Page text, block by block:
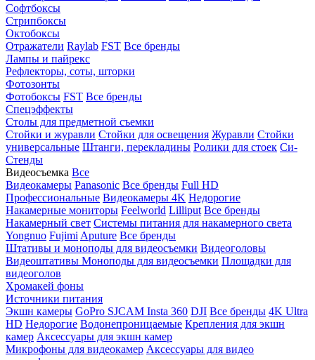
Софтбоксы
Стрипбоксы
Октобоксы
Отражатели Raylab FST Все бренды
Лампы и пайрекс
Рефлекторы, соты, шторки
Фотозонты
Фотобоксы FST Все бренды
Спецэффекты
Столы для предметной съемки
Стойки и журавли Стойки для освещения Журавли Стойки
универсальные Штанги, перекладины Ролики для стоек Си-
Стенды
Видеосъемка Все
Видеокамеры Panasonic Все бренды Full HD
Профессиональные Видеокамеры 4K Недорогие
Накамерные мониторы Feelworld Lilliput Все бренды
Накамерный свет Системы питания для накамерного света
Yongnuo Fujimi Aputure Все бренды
Штативы и моноподы для видеосъемки Видеоголовы
Видеоштативы Моноподы для видеосъемки Площадки для
видеоголов
Хромакей фоны
Источники питания
Экшн камеры GoPro SJCAM Insta 360 DJI Все бренды 4K Ultra
HD Недорогие Водонепроницаемые Крепления для экшн
камер Аксессуары для экшн камер
Микрофоны для видеокамер Аксессуары для видео